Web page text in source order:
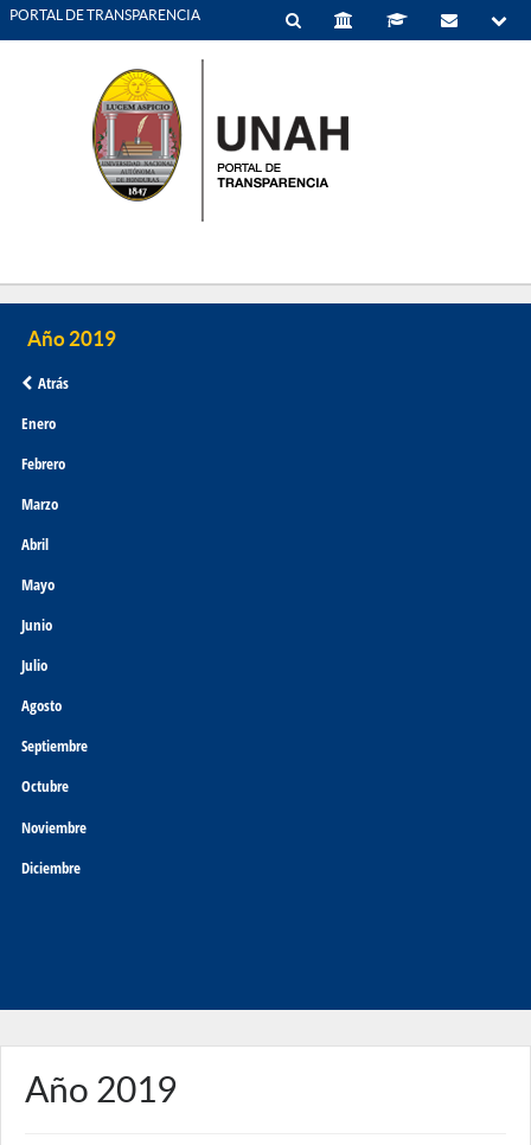
PORTAL DE TRANSPARENCIA
Atrás
Enero
Febrero
Marzo
Abril
Mayo
Junio
Julio
Agosto
Septiembre
Octubre
Noviembre
Diciembre
Año 2019